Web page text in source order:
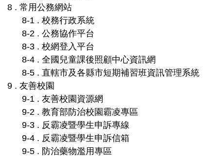
8 . 常用公務網站
8-1 . 校務行政系統
8-2 . 公務協作平台
8-3 . 校網登入平台
8-4 . 全國兒童課後照顧中心資訊網
8-5 . 直轄市及各縣市短期補習班資訊管理系統
9 . 友善校園
9-1 . 友善校園資源網
9-2 . 教育部防治校園霸凌專區
9-3 . 反霸凌暨學生申訴專線
9-4 . 反霸凌暨學生申訴信箱
9-5 . 防治藥物濫用專區